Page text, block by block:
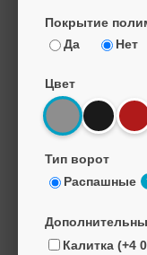
Покрытие
Да
Нет
Цвет
Тип ворот
Распашные
Калитка (+4